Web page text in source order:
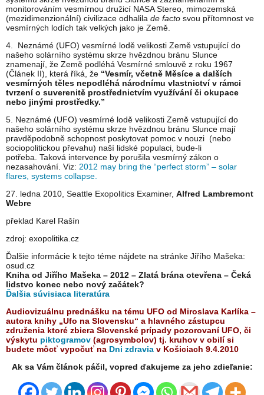
monitorováním vesmírnou družicí NASA Stereo, mimozemská
(mezidimenzionální) civilizace odhalila de facto svou přítomnost ve
vesmírných lodích tak velkých jako je Země.
4. Neznámé (UFO) vesmírné lodě velikosti Země vstupující do
našeho solárního systému skrze hvězdnou bránu Slunce
znamenají, že Země podléhá Vesmírné smlouvě z roku 1967
(Článek II), která říká, že “Vesmír, včetně Měsíce a dalších
vesmírných těles nepodléhá národnímu vlastnictví v rámci
tvrzení o suverenitě prostřednictvím využívání či okupace
nebo jinými prostředky.”
5. Neznámé (UFO) vesmírné lodě velikosti Země vstupující do
našeho solárního systému skrze hvězdnou bránu Slunce mají
pravděpodobně schopnost poskytovat pomoc v nouzi (nebo
sociopolitickou převahu) naší lidské populaci, bude-li
potřeba. Taková intervence by porušila vesmírný zákon o
nezasahování. Viz: 2012 may bring the “perfect storm” – solar
flares, systems collapse.
27. ledna 2010, Seattle Exopolitics Examiner, Alfred Lambremont
Webre
překlad Karel Rašín
zdroj: exopolitika.cz
Ďalšie informácie k tejto téme nájdete na stránke Jiřího Mašeka:
osud.cz
Kniha od Jiřího Mašeka – 2012 – Zlatá brána otevřena – Čeká
lidstvo konec nebo nový začátek?
Ďalšia súvisiaca literatúra
Audiovizuálnu prednášku na tému UFO od Miroslava Karlíka –
autora knihy „Ufo na Slovensku“ a hlavného zástupcu
združenia ktoré zbiera Slovenské prípady pozorovaní UFO, či
výskytu piktogramov (agrosymbolov) tj. kruhov v obilí si
budete môcť vypočuť na Dni zdravia v Košiciach 9.4.2010
Ak sa Vám článok páčil, vopred ďakujeme za jeho zdieľanie: